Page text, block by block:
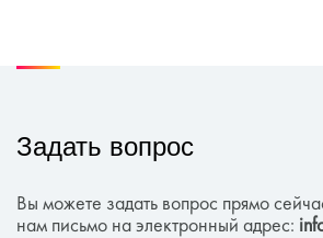
Задать вопрос
Вы можете задать вопрос прямо
нам письмо на электронный адрес: